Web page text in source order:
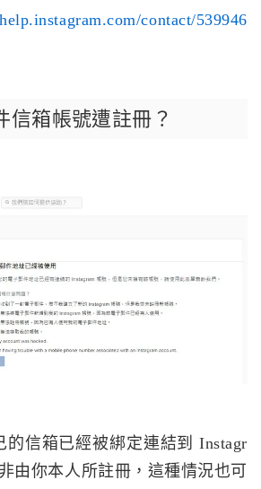
contact/539946
信箱帳號遭註冊？
的信箱已經被綁定連結到 Instagr
由你本人所註冊，這種情況也可